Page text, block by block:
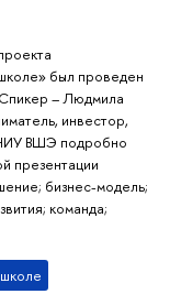
был проведен
– Людмила
инвестор,
ВШЭ подробно
презентации
бизнес-модель;
команда;